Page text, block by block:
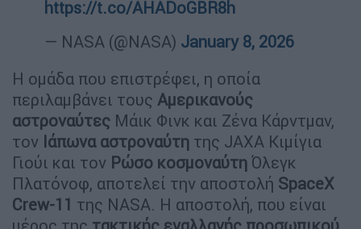
https://t.co/AHADoGBR8h
— NASA (@NASA) January 8, 2026
Η ομάδα που επιστρέφει, η οποία
περιλαμβάνει τους Αμερικανούς
αστροναύτες Μάικ Φινκ και Ζένα Κάρντμαν,
τον Ιάπωνα αστροναύτη της JAXA Κιμίγια
Γιούι και τον Ρώσο κοσμοναύτη Όλεγκ
Πλατόνοφ, αποτελεί την αποστολή SpaceX
Crew-11 της NASA. Η αποστολή, που είναι